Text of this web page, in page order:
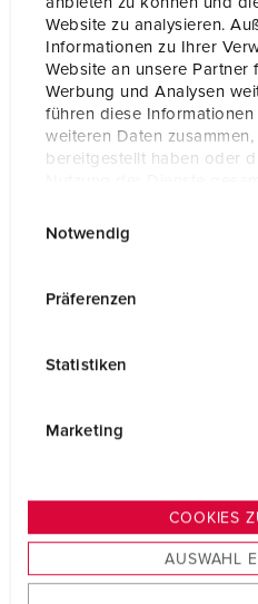
Website zu analysieren.
Informationen zu Ihrer
Website an unsere Partner
Werbung und Analysen
führen diese
weiteren Daten
bereitgestellt haben oder
s
u
Notwendig
Präferenzen
Statistiken
Marketing
COOKIES
AUSWAHL